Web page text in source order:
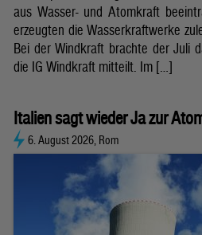
aus Wasser- und Atomkraft
erzeugten die Wasserkraftwerke
Bei der Windkraft brachte der Juli
die IG Windkraft mitteilt. Im […]
Italien sagt wieder Ja zur
6. August 2026, Rom